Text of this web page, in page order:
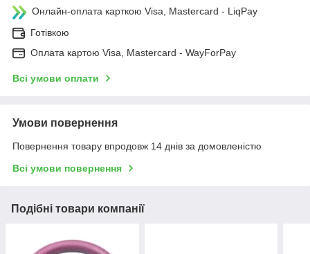
Онлайн-оплата карткою Visa, Mastercard - LiqPay
Готівкою
Оплата картою Visa, Mastercard - WayForPay
Всі умови оплати
Умови повернення
Повернення товару впродовж 14 днів за домовленістю
Всі умови повернення
Подібні товари компанії